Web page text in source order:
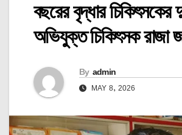
বছরের বৃদ্ধার চিকিৎসকের
অভিযুক্ত চিকিৎসক রাজা
By admin
MAY 8, 2026